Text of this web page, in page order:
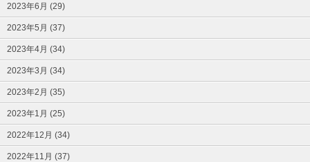
2023年6月 (29)
2023年5月 (37)
2023年4月 (34)
2023年3月 (34)
2023年2月 (35)
2023年1月 (25)
2022年12月 (34)
2022年11月 (37)